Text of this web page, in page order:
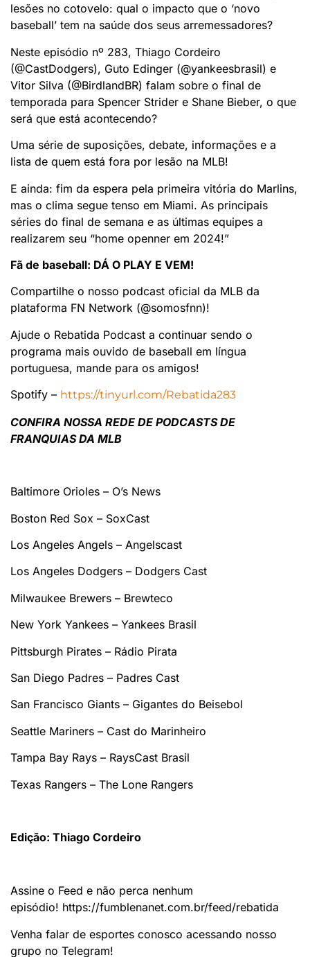
lesões no cotovelo: qual o impacto que o ‘novo
baseball’ tem na saúde dos seus arremessadores?
Neste episódio nº 283, Thiago Cordeiro
(@CastDodgers), Guto Edinger (@yankeesbrasil) e
Vitor Silva (@BirdlandBR) falam sobre o final de
temporada para Spencer Strider e Shane Bieber, o que
será que está acontecendo?
Uma série de suposições, debate, informações e a
lista de quem está fora por lesão na MLB!
E ainda: fim da espera pela primeira vitória do Marlins,
mas o clima segue tenso em Miami. As principais
séries do final de semana e as últimas equipes a
realizarem seu “home openner em 2024!”
Fã de baseball: DÁ O PLAY E VEM!
Compartilhe o nosso podcast oficial da MLB da
plataforma FN Network (@somosfnn)!
Ajude o Rebatida Podcast a continuar sendo o
programa mais ouvido de baseball em língua
portuguesa, mande para os amigos!
Spotify – https://tinyurl.com/Rebatida283
CONFIRA NOSSA REDE DE PODCASTS DE
FRANQUIAS DA MLB
Baltimore Orioles – O’s News
Boston Red Sox – SoxCast
Los Angeles Angels – Angelscast
Los Angeles Dodgers – Dodgers Cast
Milwaukee Brewers – Brewteco
New York Yankees – Yankees Brasil
Pittsburgh Pirates – Rádio Pirata
San Diego Padres – Padres Cast
San Francisco Giants – Gigantes do Beisebol
Seattle Mariners – Cast do Marinheiro
Tampa Bay Rays – RaysCast Brasil
Texas Rangers – The Lone Rangers
Edição: Thiago Cordeiro
Assine o Feed e não perca nenhum
episódio! https://fumblenanet.com.br/feed/rebatida
Venha falar de esportes conosco acessando nosso
grupo no Telegram!